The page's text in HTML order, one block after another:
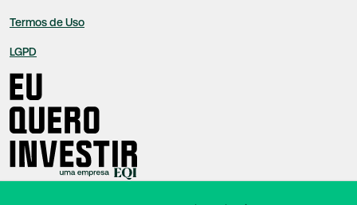
Termos de Uso
LGPD